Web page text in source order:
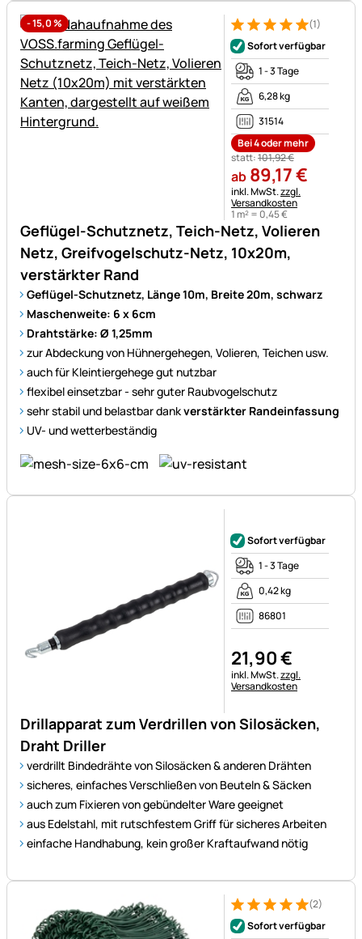
-15,0%
Geflügel-Schutznetz, Teich-Netz, Volieren
Netz, Greifvogelschutz-Netz, 10x20m,
verstärkter Rand
Geflügel-Schutznetz, Länge 10m, Breite 20m, schwarz
Maschenweite: 6 x 6cm
Drahtstärke: Ø 1,25mm
zur Abdeckung von Hühnergehegen, Volieren, Teichen usw.
auch für Kleintiergehege gut nutzbar
flexibel einsetzbar - sehr guter Raubvogelschutz
sehr stabil und belastbar dankverstärkter Randeinfassung
UV- und wetterbeständig
Bewertung: 5 von 5 (1
1 Bewertung
(1)
Sofort verfügbar
1 - 3 Tage
6,28 kg
31514
Bei 4 oder mehr
statt:101,92€
ab 89,17€
Steuerhinweis:
inkl. MwSt.zzgl.
Versandkosten
1 m² = 0,45€
Drillapparat zum Verdrillen von Silosäcken,
Draht Driller
verdrillt Bindedrähte von Silosäcken & anderen Drähten
sicheres, einfaches Verschließen von Beuteln & Säcken
auch zum Fixieren von gebündelter Ware geeignet
aus Edelstahl, mit rutschfestem Griff für sicheres Arbeiten
einfache Handhabung, kein großer Kraftaufwand nötig
Sofort verfügbar
1 - 3 Tage
0,42 kg
86801
21,90€
Steuerhinweis:
inkl. MwSt.zzgl.
Versandkosten
Bewertung: 5 von 5 (2
2 Bewertungen
(2)
Sofort verfügbar